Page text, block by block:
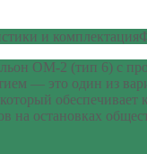
и комплектация
ОМ-2 (тип 6) с
— это один из
обеспечивает
на остановках